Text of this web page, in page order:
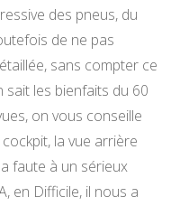
des pneus, du
de ne pas
sans compter ce
sait les bienfaits du 60
on vous conseille
la vue arrière
faute à un sérieux
en Difficile, il nous a